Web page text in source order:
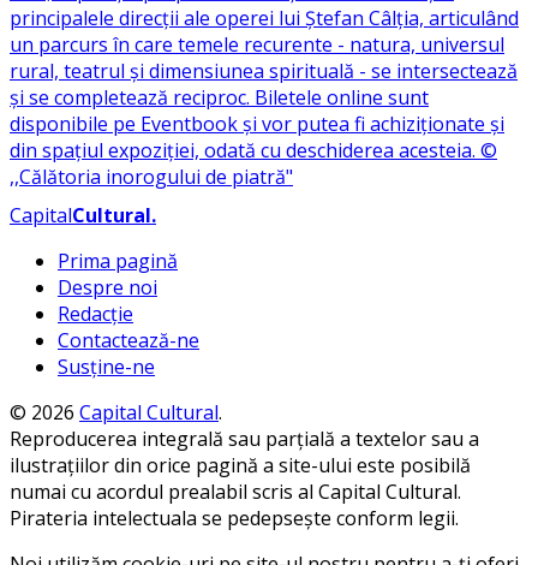
CapitalCultural.
Prima pagină
Despre noi
Redacție
Contactează-ne
Susține-ne
© 2026 Capital Cultural.
Reproducerea integrală sau parțială a textelor sau a
ilustrațiilor din orice pagină a site-ului este posibilă
numai cu acordul prealabil scris al Capital Cultural.
Pirateria intelectuala se pedepsește conform legii.